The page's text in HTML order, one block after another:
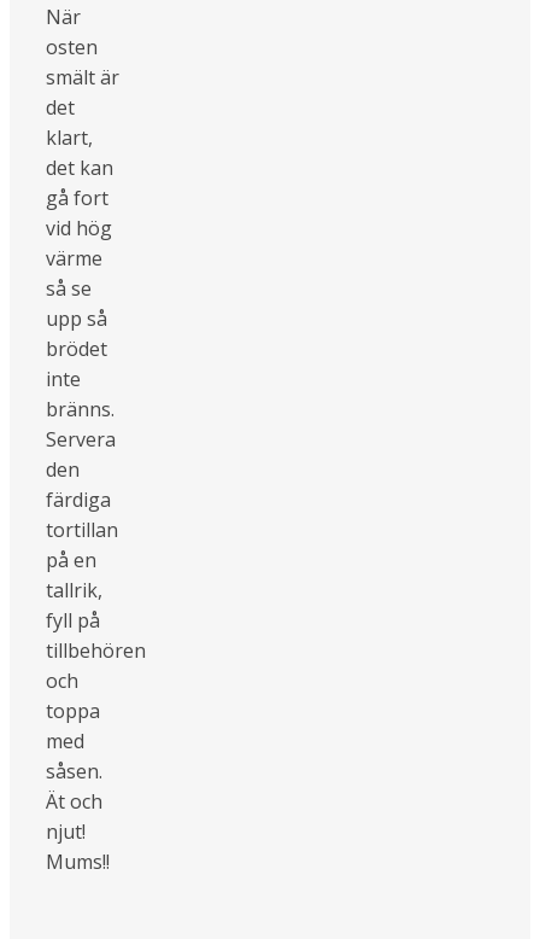
När
osten
smält är
det
klart,
det kan
gå fort
vid hög
värme
så se
upp så
brödet
inte
bränns.
Servera
den
färdiga
tortillan
på en
tallrik,
fyll på
tillbehören
och
toppa
med
såsen.
Ät och
njut!
Mums!!